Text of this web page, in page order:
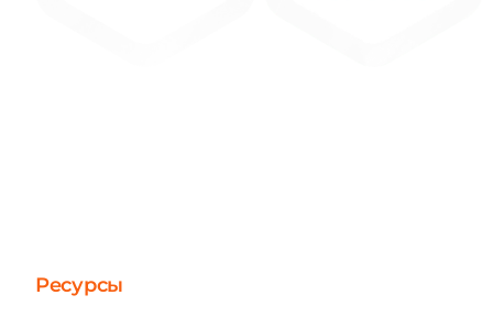
Ресурсы